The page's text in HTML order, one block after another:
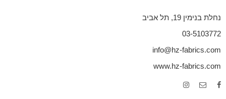
נחלת בנימין 19, תל אביב
03-5103772
info@hz-fabrics.com
www.hz-fabrics.com